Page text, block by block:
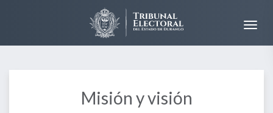
Misión y visión